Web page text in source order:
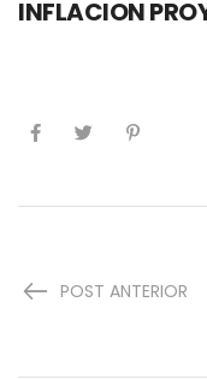
INFLACION
POST ANTERIOR